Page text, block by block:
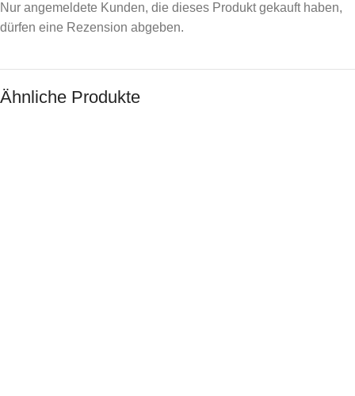
Nur angemeldete Kunden, die dieses Produkt gekauft haben,
dürfen eine Rezension abgeben.
Ähnliche Produkte